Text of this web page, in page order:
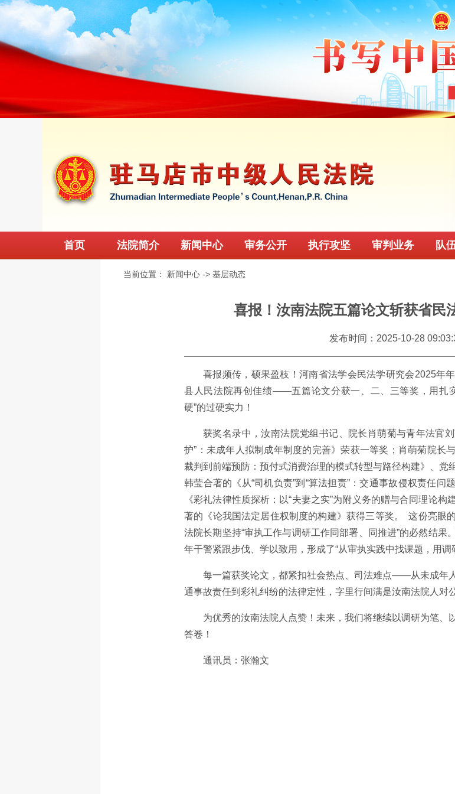
首页 法院简介 新闻中心 审务公开 执行攻坚 审判业务 队
当前位置： 新闻中心 ->基层动态
喜报！汝南法院五篇论文斩获省民
发布时间：2025-10-28
喜报频传，硕果盈枝！河南省法学会民法学研究会2025年
县人民法院再创佳绩——五篇论文分获一、二、三等奖，用扎
硬”的过硬实力！
获奖名录中，汝南法院党组书记、院长肖萌菊与青年法官
护”：未成年人拟制成年制度的完善》荣获一等奖；肖萌菊院长
裁判到前端预防：预付式消费治理的模式转型与路径构建》、党
韩莹合著的《从“司机负责”到“算法担责”：交通事故侵权责任问
《彩礼法律性质探析：以“夫妻之实”为附义务的赠与合同理论
著的《论我国法定居住权制度的构建》获得三等奖。 这份亮眼
法院长期坚持“审执工作与调研工作同部署、同推进”的必然结果
年干警紧跟步伐、学以致用，形成了“从审执实践中找课题，用调
每一篇获奖论文，都紧扣社会热点、司法难点——从未成年
通事故责任到彩礼纠纷的法律定性，字里行间满是汝南法院人对
为优秀的汝南法院人点赞！未来，我们将继续以调研为笔、
答卷！
通讯员：张瀚文